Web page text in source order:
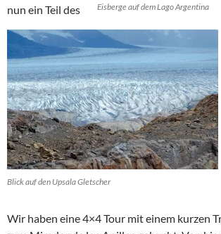
Eisberge auf dem Lago Argentina
Blick auf den Upsala Gletscher
nun ein Teil des
Wir haben eine 4×4 Tour mit einem kurzen